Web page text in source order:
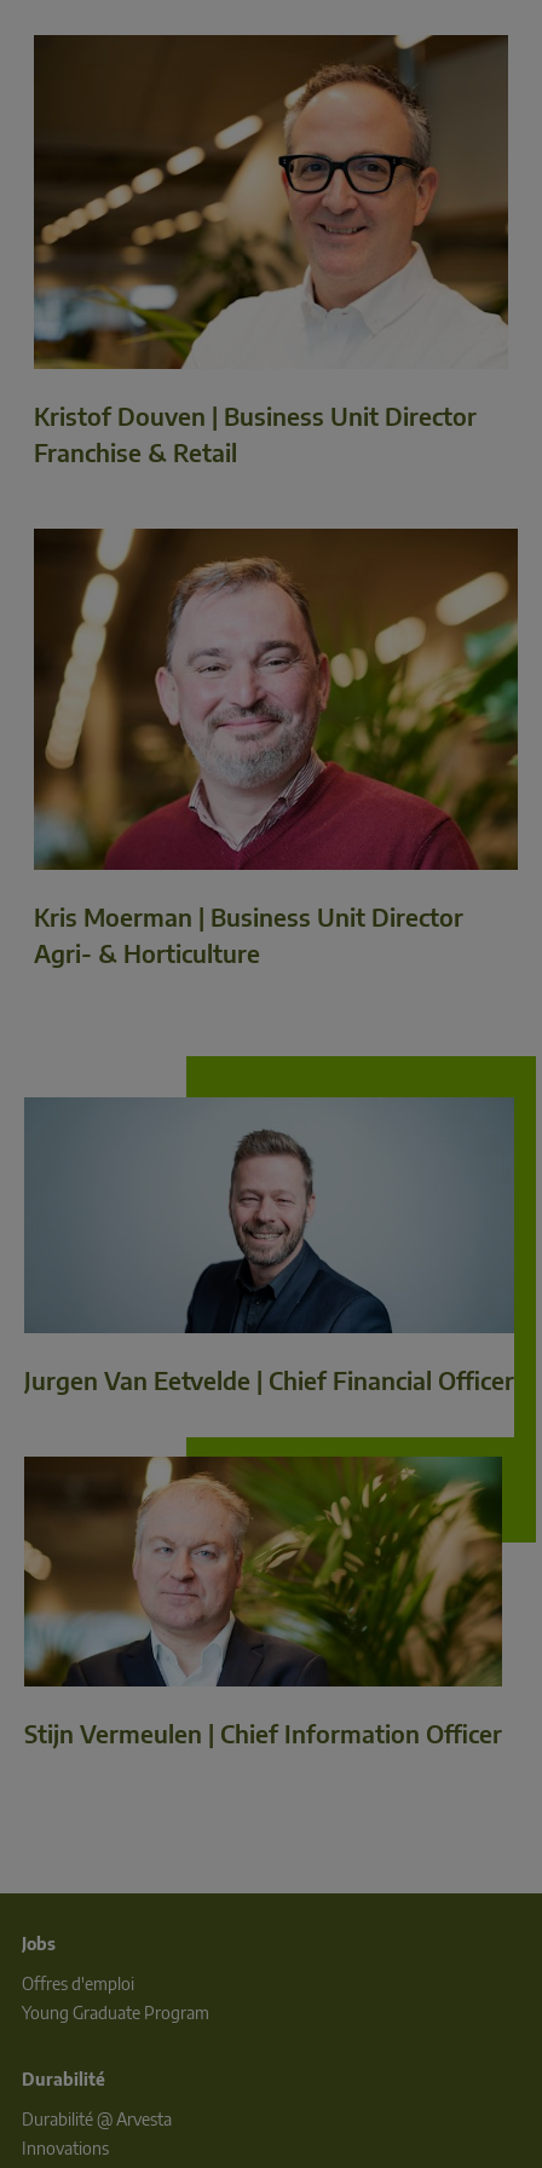
Kristof Douven | Business Unit Director
Franchise & Retail
Kris Moerman | Business Unit Director
Agri- & Horticulture
Jurgen Van Eetvelde | Chief Financial Officer
Stijn Vermeulen | Chief Information Officer
Jobs
Offres d'emploi
Young Graduate Program
Durabilité
Durabilité @ Arvesta
Innovations